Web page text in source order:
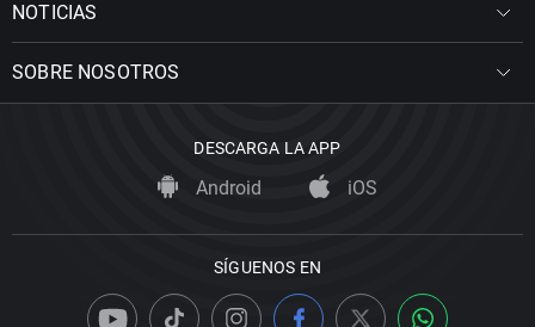
NOTICIAS
SOBRE NOSOTROS
DESCARGA LA APP
Android iOS
SÍGUENOS EN